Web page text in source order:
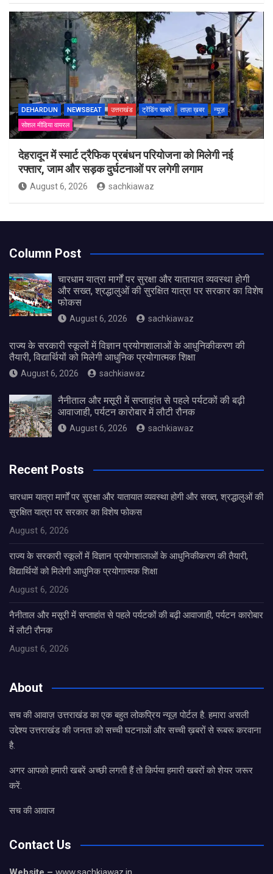
DEHARDUN NEWSBEAT उत्तराखंड ट्रेंडिंग खबरें ताज़ा ख़बर
न्यूज़
सोशल मीडिया वायरल
देहरादून में स्मार्ट ट्रैफिक प्रबंधन परियोजना को मिलेगी नई
रफ्तार, जाम और सड़क दुर्घटनाओं पर लगेगी लगाम
August 6, 2026 sachkiawaz
Column Post
चारधाम यात्रा मार्गों पर सुरक्षा और यातायात व्यवस्था होगी
और सख्त, श्रद्धालुओं की सुरक्षित यात्रा पर सरकार का विशेष
फोकस
August 6, 2026 sachkiawaz
राज्य के सरकारी स्कूलों में विज्ञान प्रयोगशालाओं के आधुनिकीकरण की
तैयारी, विद्यार्थियों को मिलेगी आधुनिक प्रयोगात्मक शिक्षा
August 6, 2026 sachkiawaz
नैनीताल और मसूरी में सप्ताहांत से पहले पर्यटकों की बढ़ी
आवाजाही, पर्यटन कारोबार में लौटी रौनक
August 6, 2026 sachkiawaz
Recent Posts
चारधाम यात्रा मार्गों पर सुरक्षा और यातायात व्यवस्था होगी और सख्त, श्रद्धालुओं की
सुरक्षित यात्रा पर सरकार का विशेष फोकस
August 6, 2026
राज्य के सरकारी स्कूलों में विज्ञान प्रयोगशालाओं के आधुनिकीकरण की तैयारी,
विद्यार्थियों को मिलेगी आधुनिक प्रयोगात्मक शिक्षा
August 6, 2026
नैनीताल और मसूरी में सप्ताहांत से पहले पर्यटकों की बढ़ी आवाजाही, पर्यटन कारोबार
में लौटी रौनक
August 6, 2026
About
सच की आवाज़ उत्तराखंड का एक बहुत लोकप्रिय न्यूज़ पोर्टल है. हमारा असली
उद्देश्य उत्तराखंड की जनता को सच्ची घटनाओं और सच्ची ख़बरों से रूबरू करवाना
है.
अगर आपको हमारी खबरें अच्छी लगती हैं तो किर्पया हमारी खबरों को शेयर जरूर
करें.
सच की आवाज
Contact Us